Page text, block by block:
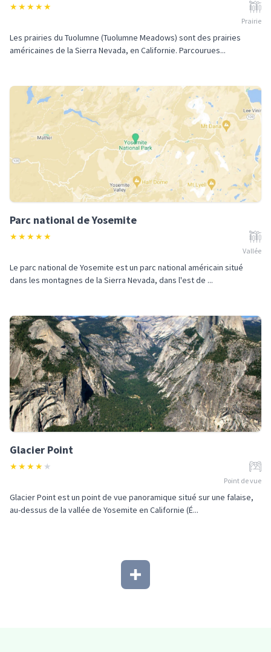
★★★★★
Prairie
Les prairies du Tuolumne (Tuolumne Meadows) sont des prairies
américaines de la Sierra Nevada, en Californie. Parcourues...
Parc national de Yosemite
★★★★★
Vallée
Le parc national de Yosemite est un parc national américain situé
dans les montagnes de la Sierra Nevada, dans l'est de ...
Glacier Point
★★★★ ★
Point de vue
Glacier Point est un point de vue panoramique situé sur une falaise,
au-dessus de la vallée de Yosemite en Californie (É...